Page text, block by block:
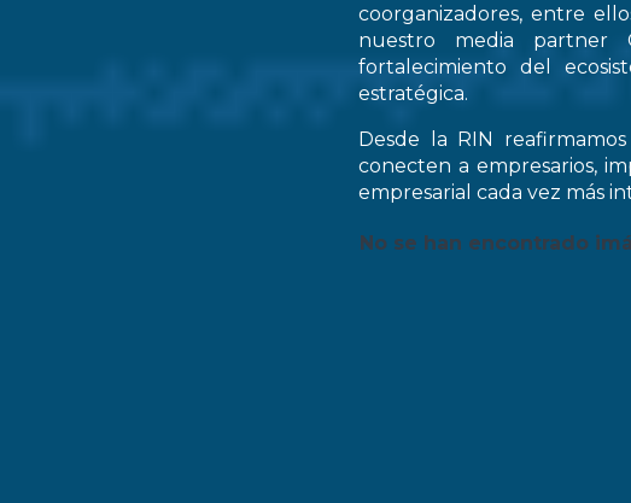
coorganizadores, entre
nuestro media partner
fortalecimiento del
estratégica.
Desde la RIN
conecten a empresarios,
empresarial cada vez más
No se han encontrado